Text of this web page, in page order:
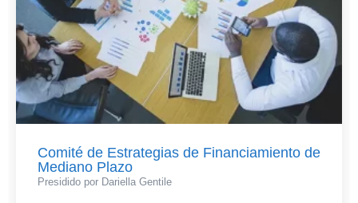
Comité de Estrategias de Financiamiento de
Mediano Plazo
Presidido por Dariella Gentile